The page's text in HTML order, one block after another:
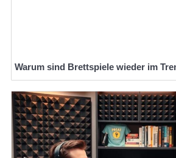
Warum sind Brettspiele wieder im